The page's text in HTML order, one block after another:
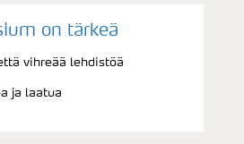
on tärkeä
vihreää lehdistöä
ja laatua